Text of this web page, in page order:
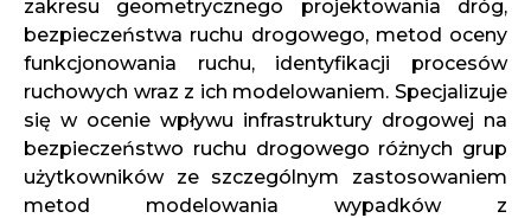
zakresu geometrycznego projektowania dróg,
bezpieczeństwa ruchu drogowego, metod oceny
funkcjonowania ruchu, identyfikacji procesów
ruchowych wraz z ich modelowaniem. Specjalizuje
się w ocenie wpływu infrastruktury drogowej na
bezpieczeństwo ruchu drogowego różnych grup
użytkowników ze szczególnym zastosowaniem
metod modelowania wypadków z